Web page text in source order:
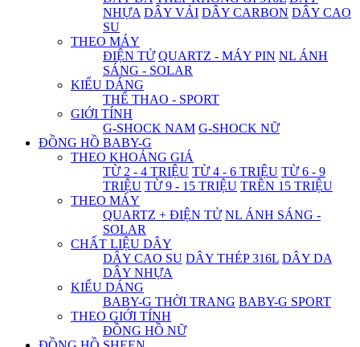
NHỰA DÂY VẢI DÂY CARBON DÂY CAO
SU
THEO MÁY
ĐIỆN TỬ QUARTZ - MÁY PIN NL ÁNH
SÁNG - SOLAR
KIỂU DÁNG
THỂ THAO - SPORT
GIỚI TÍNH
G-SHOCK NAM G-SHOCK NỮ
ĐỒNG HỒ BABY-G
THEO KHOẢNG GIÁ
TỪ 2 - 4 TRIỆU TỪ 4 - 6 TRIỆU TỪ 6 - 9
TRIỆU TỪ 9 - 15 TRIỆU TRÊN 15 TRIỆU
THEO MÁY
QUARTZ + ĐIỆN TỬ NL ÁNH SÁNG -
SOLAR
CHẤT LIỆU DÂY
DÂY CAO SU DÂY THÉP 316L DÂY DA
DÂY NHỰA
KIỂU DÁNG
BABY-G THỜI TRANG BABY-G SPORT
THEO GIỚI TÍNH
ĐỒNG HỒ NỮ